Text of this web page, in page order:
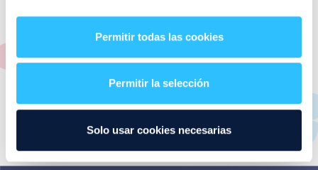
Permitir todas las cookies
Permitir la selección
Solo usar cookies necesarias
cada una de nuestras marcas. Sus datos de contacto y
también un plano de los restaurantes para que
consultar o el alfabeto desplegable para navegar por